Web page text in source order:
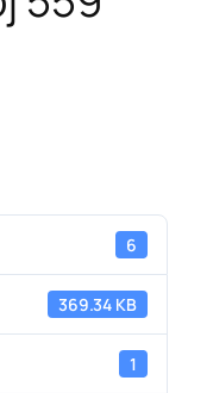
6
369.34 KB
1